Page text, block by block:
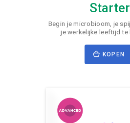
Starter
Begin je microbioom, je
je werkelijke leeftijd te
KOPEN